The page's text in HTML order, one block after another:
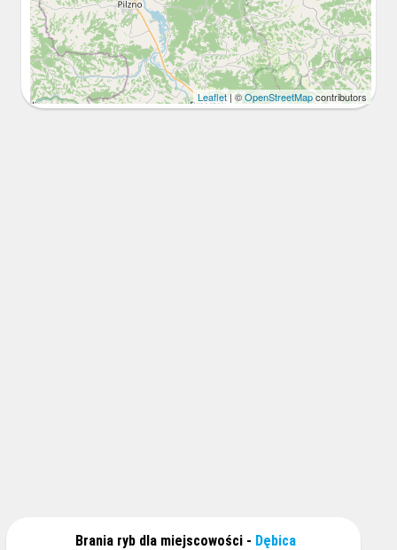
Leaflet | ©OpenStreetMapcontributors
Brania ryb dla miejscowości - Dębica